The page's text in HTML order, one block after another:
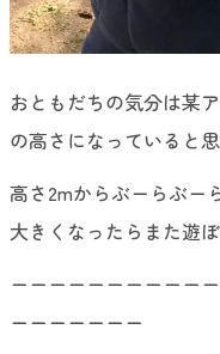
おともだちの気分は某
の高さになっていると思
高さ2mからぶーらぶー
大きくなったらまた遊ぼ
ーーーーーーーーーー
ーーーーーーー